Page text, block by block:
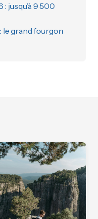
jusqu’à 9 500
le grand fourgon